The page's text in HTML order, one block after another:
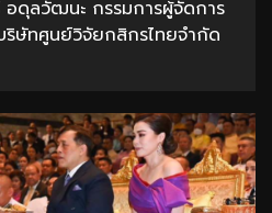
อดุลวัฒนะ กรรมการผู้จัดการ
ษัทศูนย์วิจัยกสิกรไทยจำกัด